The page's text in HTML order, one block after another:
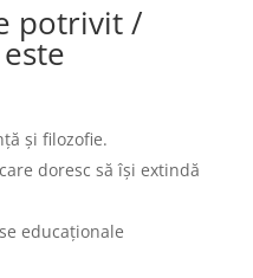
potrivit /
și filozofie.
doresc să își extindă
educaționale